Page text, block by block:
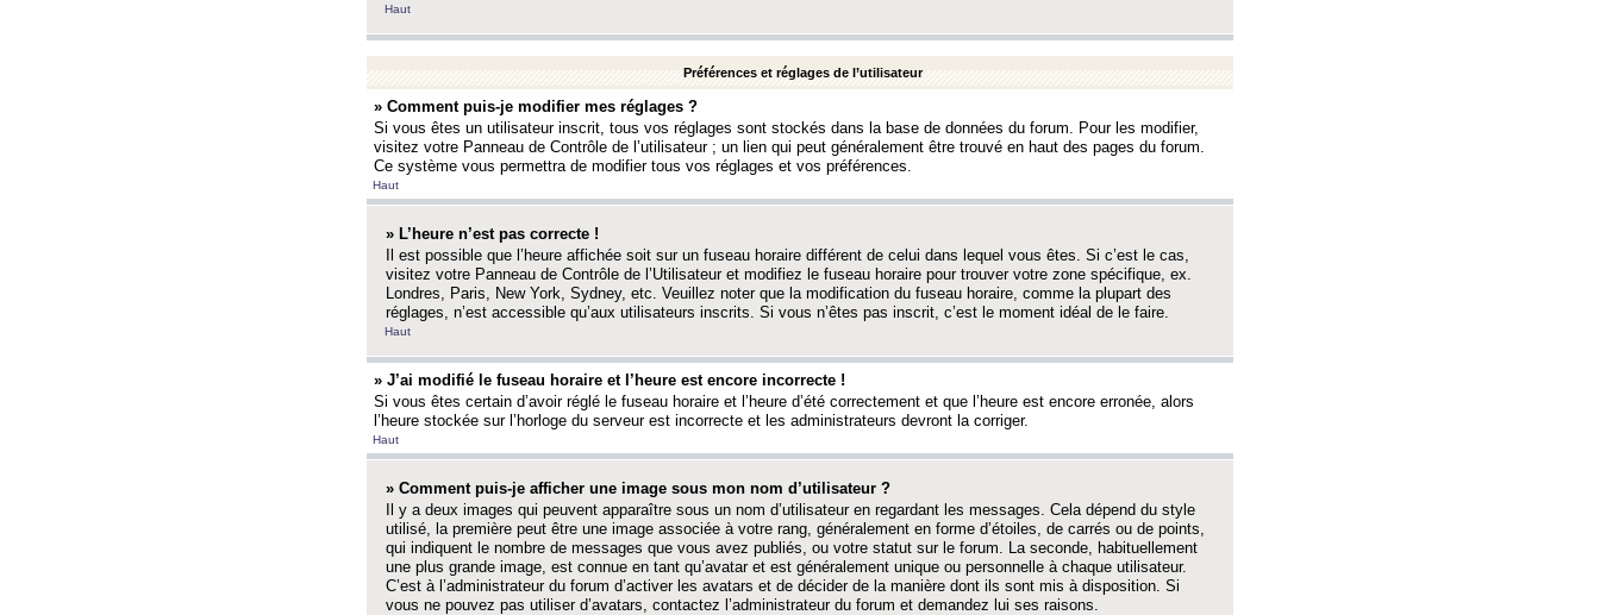
Haut
Préférences et réglages de l’utilisateur
» Comment puis-je modifier mes réglages ?
Si vous êtes un utilisateur inscrit, tous vos réglages sont stockés dans la base de données du forum. Pour les modifier,
visitez votre Panneau de Contrôle de l’utilisateur ; un lien qui peut généralement être trouvé en haut des pages du forum.
Ce système vous permettra de modifier tous vos réglages et vos préférences.
Haut
» L’heure n’est pas correcte !
Il est possible que l’heure affichée soit sur un fuseau horaire différent de celui dans lequel vous êtes. Si c’est le cas,
visitez votre Panneau de Contrôle de l’Utilisateur et modifiez le fuseau horaire pour trouver votre zone spécifique, ex.
Londres, Paris, New York, Sydney, etc. Veuillez noter que la modification du fuseau horaire, comme la plupart des
réglages, n’est accessible qu’aux utilisateurs inscrits. Si vous n’êtes pas inscrit, c’est le moment idéal de le faire.
Haut
» J’ai modifié le fuseau horaire et l’heure est encore incorrecte !
Si vous êtes certain d’avoir réglé le fuseau horaire et l’heure d’été correctement et que l’heure est encore erronée, alors
l’heure stockée sur l’horloge du serveur est incorrecte et les administrateurs devront la corriger.
Haut
» Comment puis-je afficher une image sous mon nom d’utilisateur ?
Il y a deux images qui peuvent apparaître sous un nom d’utilisateur en regardant les messages. Cela dépend du style
utilisé, la première peut être une image associée à votre rang, généralement en forme d’étoiles, de carrés ou de points,
qui indiquent le nombre de messages que vous avez publiés, ou votre statut sur le forum. La seconde, habituellement
une plus grande image, est connue en tant qu’avatar et est généralement unique ou personnelle à chaque utilisateur.
C’est à l’administrateur du forum d’activer les avatars et de décider de la manière dont ils sont mis à disposition. Si
vous ne pouvez pas utiliser d’avatars, contactez l’administrateur du forum et demandez lui ses raisons.